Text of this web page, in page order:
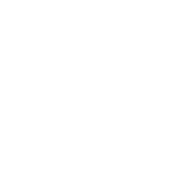
на восприятие